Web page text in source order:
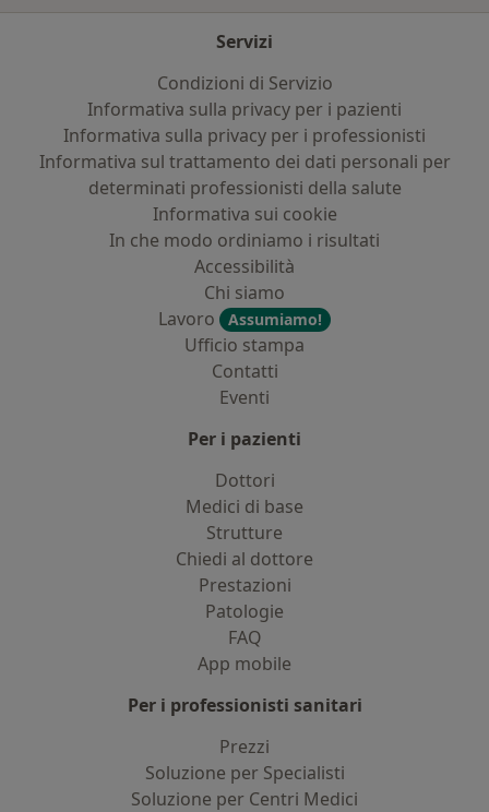
Servizi
Condizioni di Servizio
Informativa sulla privacy per i pazienti
Informativa sulla privacy per i professionisti
Informativa sul trattamento dei dati personali per
determinati professionisti della salute
Informativa sui cookie
In che modo ordiniamo i risultati
Accessibilità
Chi siamo
Lavoro
Assumiamo!
Ufficio stampa
Contatti
Eventi
Per i pazienti
Dottori
Medici di base
Strutture
Chiedi al dottore
Prestazioni
Patologie
FAQ
App mobile
Per i professionisti sanitari
Prezzi
Soluzione per Specialisti
Soluzione per Centri Medici